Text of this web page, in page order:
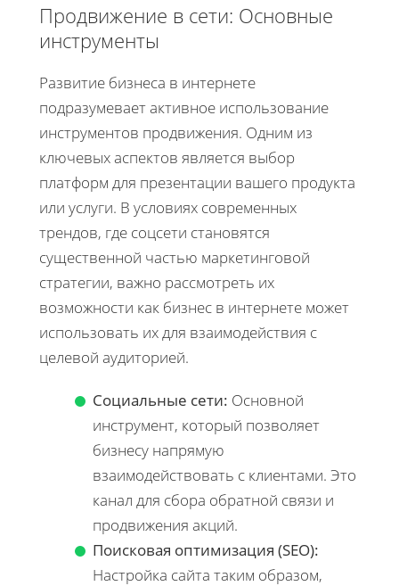
Продвижение в сети: Основные
инструменты
Развитие бизнеса в интернете
подразумевает активное использование
инструментов продвижения. Одним из
ключевых аспектов является выбор
платформ для презентации вашего продукта
или услуги. В условиях современных
трендов, где соцсети становятся
существенной частью маркетинговой
стратегии, важно рассмотреть их
возможности как бизнес в интернете может
использовать их для взаимодействия с
целевой аудиторией.
Социальные сети: Основной
инструмент, который позволяет
бизнесу напрямую
взаимодействовать с клиентами. Это
канал для сбора обратной связи и
продвижения акций.
Поисковая оптимизация (SEO):
Настройка сайта таким образом,